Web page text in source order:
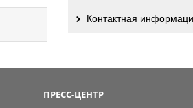
Контактная
ПРЕСС-ЦЕНТР